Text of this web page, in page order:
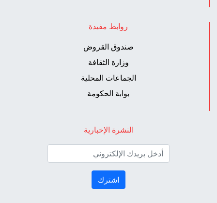
روابط مفيدة
صندوق القروض
وزارة الثقافة
الجماعات المحلية
بوابة الحكومة
النشرة الإخبارية
اشترك